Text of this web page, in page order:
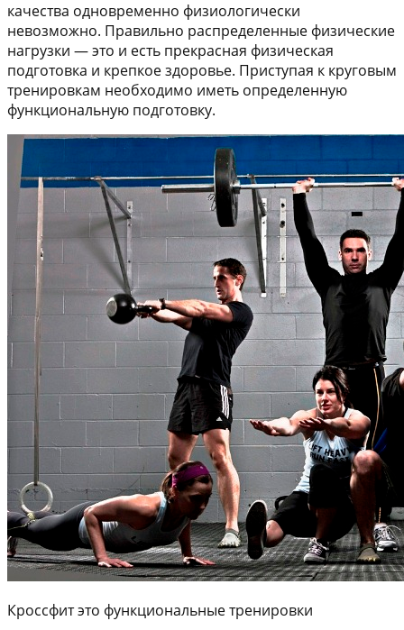
качества одновременно физиологически
невозможно. Правильно распределенные физические
нагрузки — это и есть прекрасная физическая
подготовка и крепкое здоровье. Приступая к круговым
тренировкам необходимо иметь определенную
функциональную подготовку.
Кроссфит это функциональные тренировки